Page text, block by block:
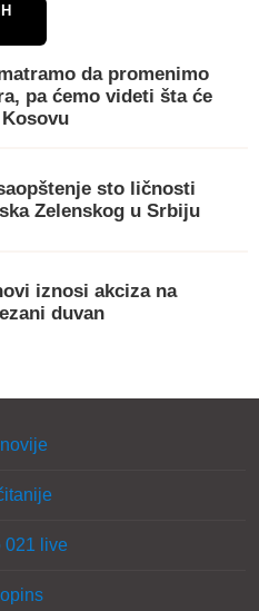
da promenimo
pa ćemo videti šta će
sto ličnosti
Zelenskog u Srbiju
iznosi akciza na
duvan
021 live